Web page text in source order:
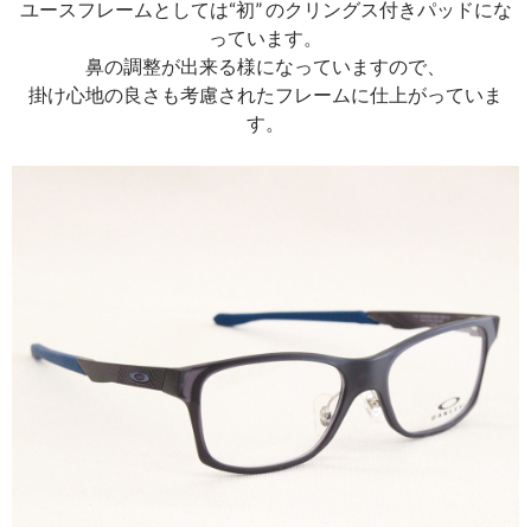
ユースフレームとしては“初” のクリングス付きパッドにな
っています。
鼻の調整が出来る様になっていますので、
掛け心地の良さも考慮されたフレームに仕上がっていま
す。